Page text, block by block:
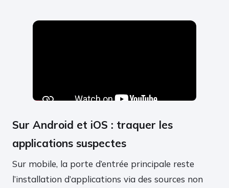
Sur Android et iOS : traquer les
applications suspectes
Sur mobile, la porte d’entrée principale reste
l’installation d’applications via des sources non